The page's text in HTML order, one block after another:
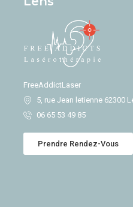
FreeAddictLaser
5, rue Jean letienne 62300
06 65 53 49 85
Prendre Rendez-Vous